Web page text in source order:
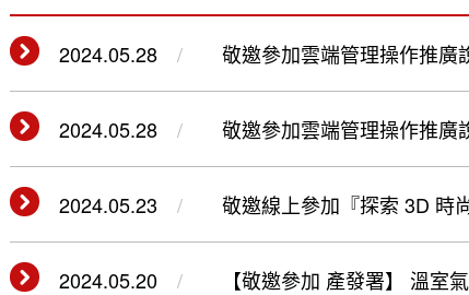
2024.05.28 敬邀參加雲端管理操作推廣
2024.05.28 敬邀參加雲端管理操作推廣
2024.05.23
敬邀線上參加『探索 3D 時
花發展!(113.05.27)
2024.05.20
【敬邀參加 產發署】 溫室